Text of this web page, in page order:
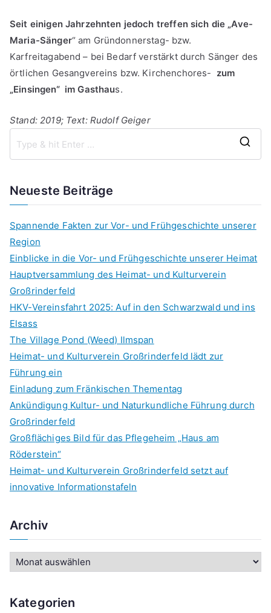
Seit einigen Jahrzehnten jedoch treffen sich die „Ave-
Maria-Sänger“ am Gründonnerstag- bzw.
Karfreitagabend – bei Bedarf verstärkt durch Sänger des
örtlichen Gesangvereins bzw. Kirchenchores- zum
„Einsingen“ im Gasthaus.
Stand: 2019; Text: Rudolf Geiger
Neueste Beiträge
Spannende Fakten zur Vor- und Frühgeschichte unserer
Region
Einblicke in die Vor- und Frühgeschichte unserer Heimat
Hauptversammlung des Heimat- und Kulturverein
Großrinderfeld
HKV-Vereinsfahrt 2025: Auf in den Schwarzwald und ins
Elsass
The Village Pond (Weed) Ilmspan
Heimat- und Kulturverein Großrinderfeld lädt zur
Führung ein
Einladung zum Fränkischen Thementag
Ankündigung Kultur- und Naturkundliche Führung durch
Großrinderfeld
Großflächiges Bild für das Pflegeheim „Haus am
Röderstein“
Heimat- und Kulturverein Großrinderfeld setzt auf
innovative Informationstafeln
Archiv
h
Kategorien